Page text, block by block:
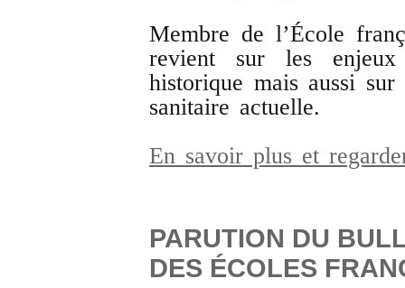
Membre de l’École
revient sur les enjeux
historique mais aussi
sanitaire actuelle.
En savoir plus et
PARUTION DU
DES ÉCOLES